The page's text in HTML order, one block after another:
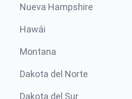
Nueva Hampshire
Hawái
Montana
Dakota del Norte
Dakota del Sur